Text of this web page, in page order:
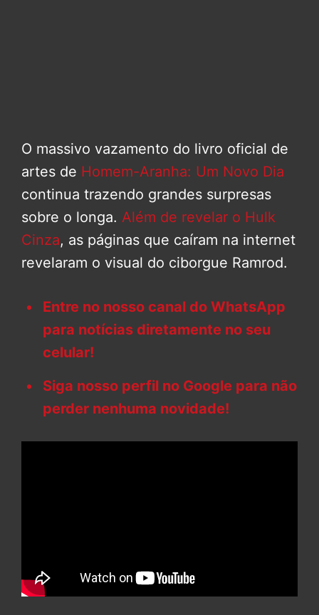
O massivo vazamento do livro oficial de
artes de Homem-Aranha: Um Novo Dia
continua trazendo grandes surpresas
sobre o longa. Além de revelar o Hulk
Cinza, as páginas que caíram na internet
revelaram o visual do ciborgue Ramrod.
Entre no nosso canal do WhatsApp
para notícias diretamente no seu
celular!
Siga nosso perfil no Google para não
perder nenhuma novidade!